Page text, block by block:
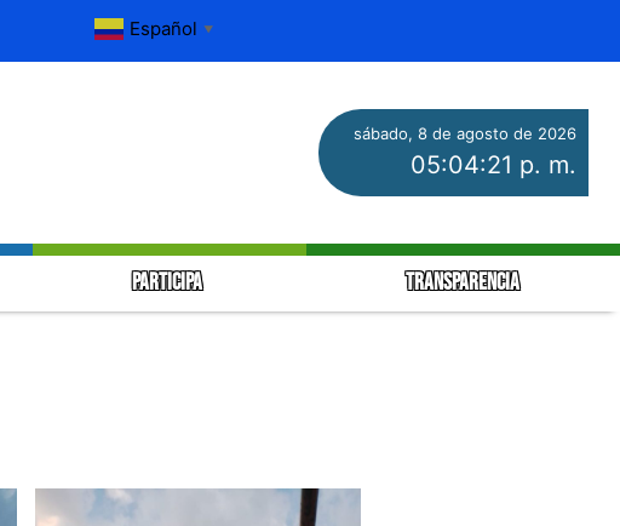
Español ▼
sábado, 8 de agosto de 2026
05:04:22 p. m.
PARTICIPA TRANSPARENCIA